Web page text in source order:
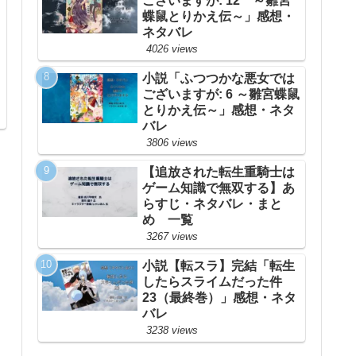
蝶鼠とりかえ伝～」感想・
ネタバレ
4026 views
小説「ふつつかな悪女では
ございますが: 6 ～雛宮蝶鼠
とりかえ伝～」感想・ネタ
バレ
3806 views
【追放された転生重騎士は
ゲーム知識で無双する】あ
らすじ・ネタバレ・まと
め 一覧
3267 views
小説【転スラ】完結「転生
したらスライムだった件
23（最終巻）」感想・ネタ
バレ
3238 views